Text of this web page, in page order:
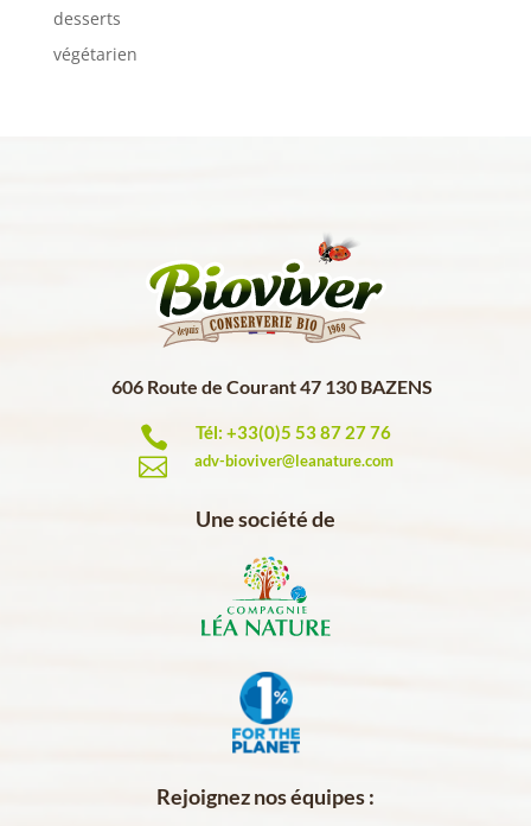
desserts
végétarien
606 Route de Courant 47 130 BAZENS
 Tél: +33(0)5 53 87 27 76
 adv-bioviver@leanature.com
Une société de
Rejoignez nos équipes :